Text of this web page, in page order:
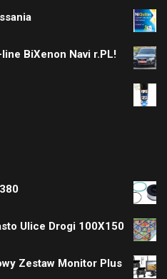
BiXenon Navi r.PL!
Ulice Drogi 100X150
Zestaw Monitor Plus